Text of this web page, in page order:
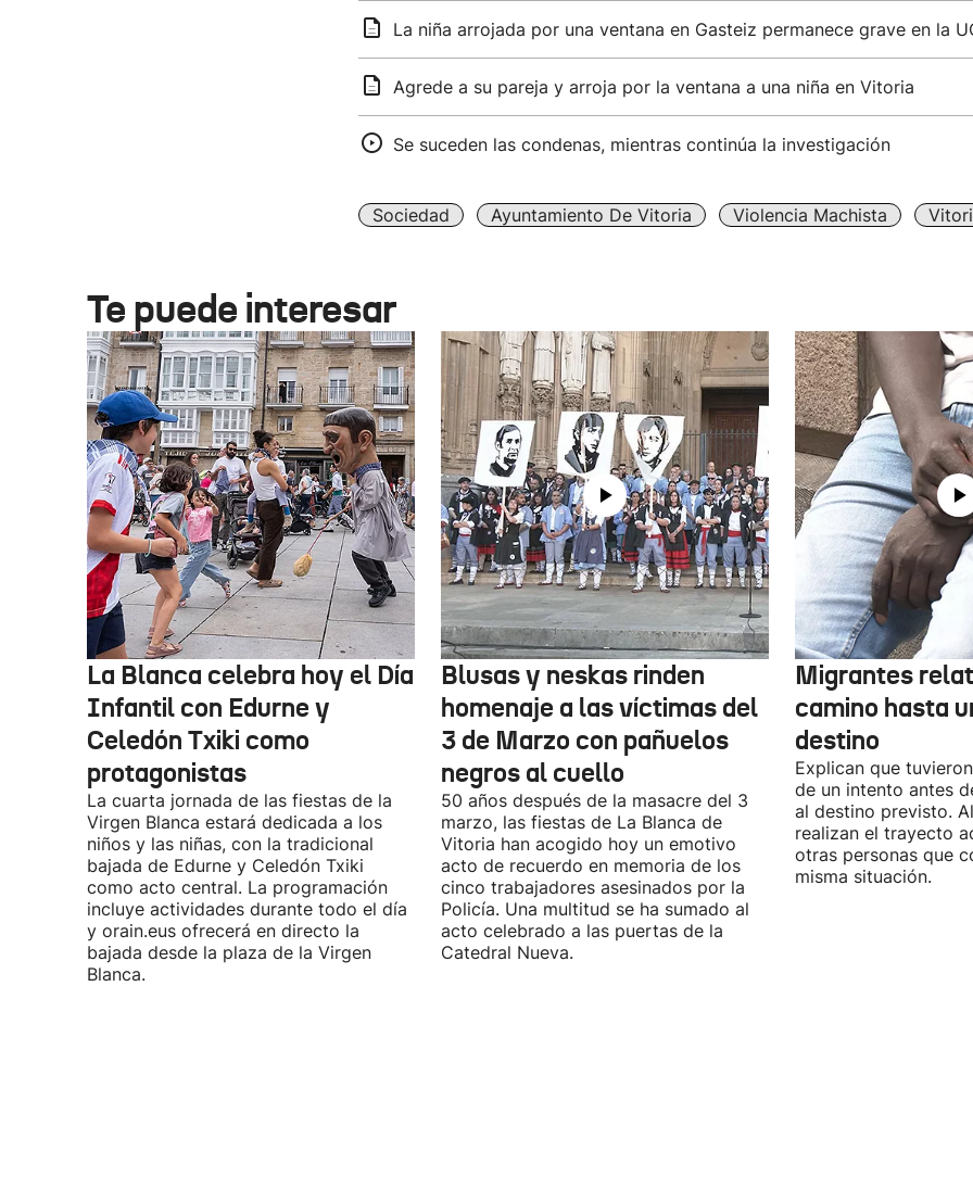
La niña arrojada por una ventana en Gasteiz permanece grave en la
Agrede a su pareja y arroja por la ventana a una niña en Vitoria
Se suceden las condenas, mientras continúa la investigación
Sociedad Ayuntamiento De Vitoria Violencia Machista
Te puede interesar
La Blanca celebra hoy el Día
Infantil con Edurne y
Celedón Txiki como
protagonistas
La cuarta jornada de las fiestas de la
Virgen Blanca estará dedicada a los
niños y las niñas, con la tradicional
bajada de Edurne y Celedón Txiki
como acto central. La programación
incluye actividades durante todo el día
y orain.eus ofrecerá en directo la
bajada desde la plaza de la Virgen
Blanca.
Blusas y neskas rinden
homenaje a las víctimas del
3 de Marzo con pañuelos
negros al cuello
50 años después de la masacre del 3
marzo, las fiestas de La Blanca de
Vitoria han acogido hoy un emotivo
acto de recuerdo en memoria de los
cinco trabajadores asesinados por la
Policía. Una multitud se ha sumado al
acto celebrado a las puertas de la
Catedral Nueva.
Migrantes
camino hasta
destino
Explican que
de un intento antes
al destino previsto.
realizan el trayecto
otras personas que
misma situación.